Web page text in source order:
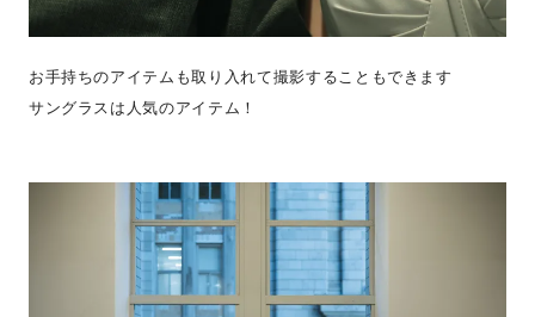
お手持ちのアイテムも取り入れて撮影することもできます
サングラスは人気のアイテム！